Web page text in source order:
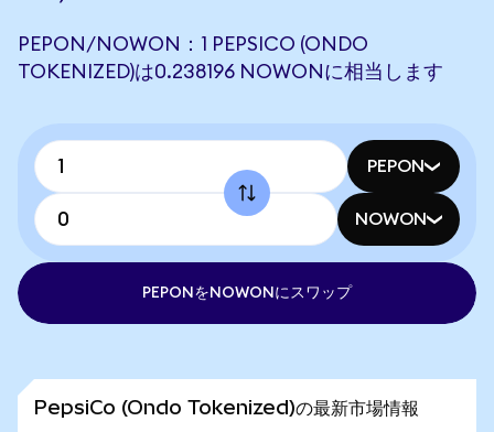
PEPON/NOWON：1 PEPSICO (ONDO
TOKENIZED)は0.238196 NOWONに相当します
PEPON
NOWON
PEPONをNOWONにスワップ
PepsiCo (Ondo Tokenized)の最新市場情報